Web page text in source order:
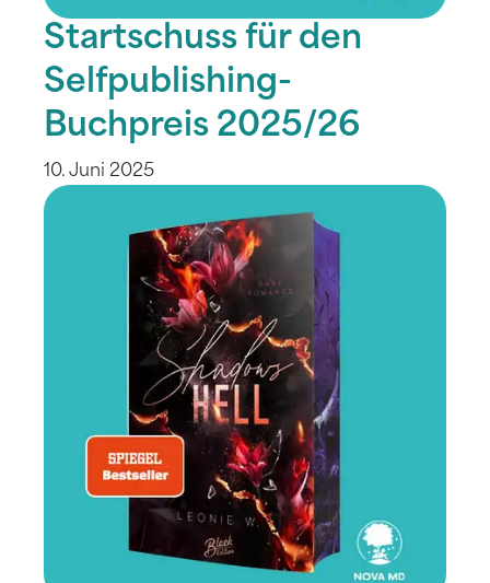
Startschuss für den
Selfpublishing-
Buchpreis 2025/26
10. Juni 2025